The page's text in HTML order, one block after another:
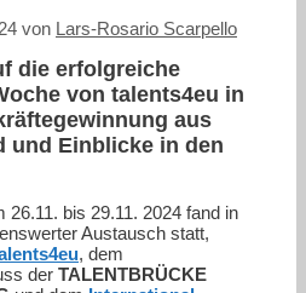
von Lars-Rosario Scarpello
die erfolgreiche
von talents4eu in
aus
und Einblicke in den
26.11. bis 29.11. 2024 fand in
Austausch statt,
, dem
der TALENTBRÜCKE